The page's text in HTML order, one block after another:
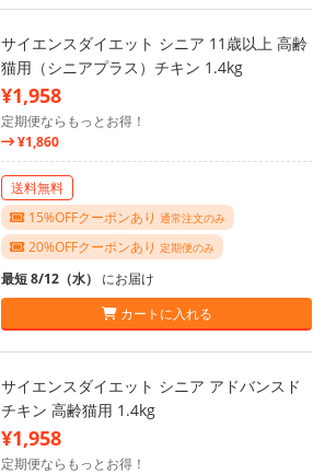
サイエンスダイエット シニア 11歳以上 高齢
猫用（シニアプラス）チキン 1.4kg
¥1,958
定期便ならもっとお得！
¥1,860
送料無料
15%OFFクーポンあり 通常注文のみ
20%OFFクーポンあり 定期便のみ
最短 8/12（水） にお届け
カートに入れる
サイエンスダイエット シニア アドバンスド
チキン 高齢猫用 1.4kg
¥1,958
定期便ならもっとお得！